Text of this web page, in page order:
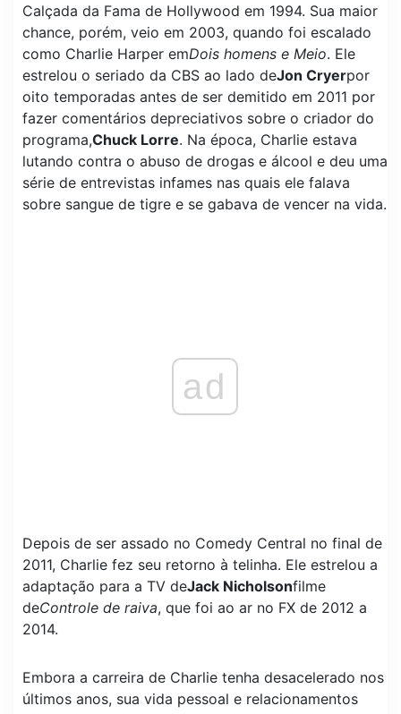
Calçada da Fama de Hollywood em 1994. Sua maior
chance, porém, veio em 2003, quando foi escalado
como Charlie Harper emDois homens e Meio. Ele
estrelou o seriado da CBS ao lado deJon Cryerpor
oito temporadas antes de ser demitido em 2011 por
fazer comentários depreciativos sobre o criador do
programa,Chuck Lorre. Na época, Charlie estava
lutando contra o abuso de drogas e álcool e deu uma
série de entrevistas infames nas quais ele falava
sobre sangue de tigre e se gabava de vencer na vida.
ad
Depois de ser assado no Comedy Central no final de
2011, Charlie fez seu retorno à telinha. Ele estrelou a
adaptação para a TV deJack Nicholsonfilme
deControle de raiva, que foi ao ar no FX de 2012 a
2014.
Embora a carreira de Charlie tenha desacelerado nos
últimos anos, sua vida pessoal e relacionamentos